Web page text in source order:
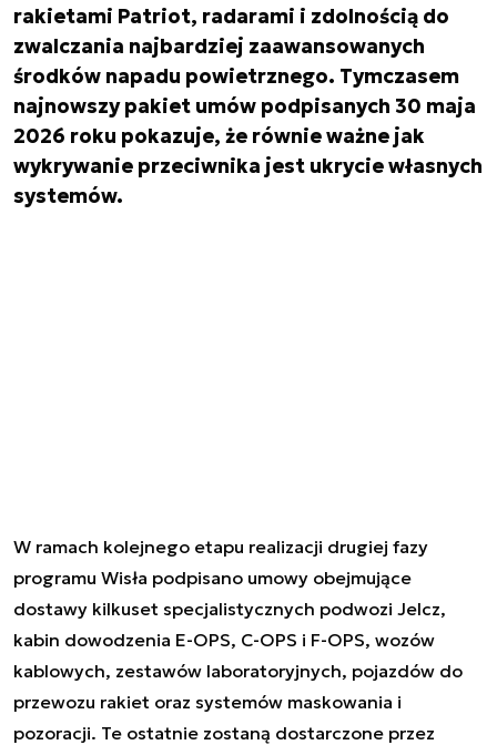
rakietami Patriot, radarami i zdolnością do
zwalczania najbardziej zaawansowanych
środków napadu powietrznego. Tymczasem
najnowszy pakiet umów podpisanych 30 maja
2026 roku pokazuje, że równie ważne jak
wykrywanie przeciwnika jest ukrycie własnych
systemów.
W ramach kolejnego etapu realizacji drugiej fazy
programu Wisła podpisano umowy obejmujące
dostawy kilkuset specjalistycznych podwozi Jelcz,
kabin dowodzenia E-OPS, C-OPS i F-OPS, wozów
kablowych, zestawów laboratoryjnych, pojazdów do
przewozu rakiet oraz systemów maskowania i
pozoracji. Te ostatnie zostaną dostarczone przez